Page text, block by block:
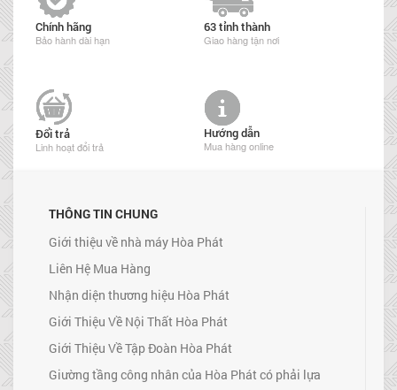
Chính hãng
Bảo hành dài hạn
63 tỉnh thành
Giao hàng tận nơi
Đổi trả
Linh hoạt đổi trả
Hướng dẫn
Mua hàng online
THÔNG TIN CHUNG
Giới thiệu về nhà máy Hòa Phát
Liên Hệ Mua Hàng
Nhận diện thương hiệu Hòa Phát
Giới Thiệu Về Nội Thất Hòa Phát
Giới Thiệu Về Tập Đoàn Hòa Phát
Giường tầng công nhân của Hòa Phát có phải lựa